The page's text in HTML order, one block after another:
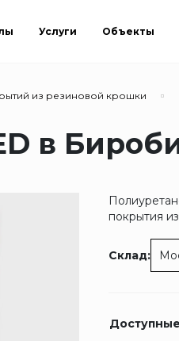
Услуги Объекты
из резиновой крошки
в
покрытия
Склад: